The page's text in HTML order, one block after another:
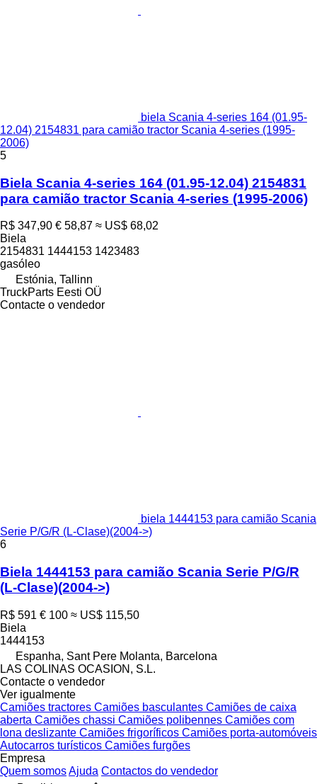
biela Scania 4-series 164 (01.95-
12.04) 2154831 para camião tractor Scania 4-series (1995-
2006)
5
Biela Scania 4-series 164 (01.95-12.04) 2154831
para camião tractor Scania 4-series (1995-2006)
R$ 347,90 € 58,87 ≈ US$ 68,02
Biela
2154831 1444153 1423483
gasóleo
Estónia, Tallinn
TruckParts Eesti OÜ
Contacte o vendedor
biela 1444153 para camião Scania
Serie P/G/R (L-Clase)(2004->)
6
Biela 1444153 para camião Scania Serie P/G/R
(L-Clase)(2004->)
R$ 591 € 100 ≈ US$ 115,50
Biela
1444153
Espanha, Sant Pere Molanta, Barcelona
LAS COLINAS OCASION, S.L.
Contacte o vendedor
Ver igualmente
Camiões tractores Camiões basculantes Camiões de caixa
aberta Camiões chassi Camiões polibennes Camiões com
lona deslizante Camiões frigoríficos Camiões porta-automóveis
Autocarros turísticos Camiões furgões
Empresa
Quem somosAjuda Contactos do vendedor